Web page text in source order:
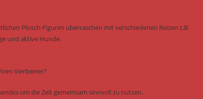
Plüsch-Figuren überraschen mit verschiedenen Reizen z.B.
und aktive Hunde.
Vierbeiner?
um die Zeit gemeinsam sinnvoll zu nutzen.